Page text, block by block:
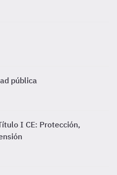
pública
I CE: Protección,